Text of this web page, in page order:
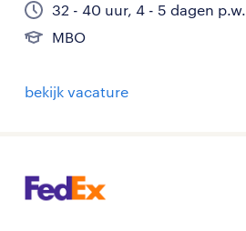
32 - 40 uur, 4 - 5 dagen p.w.
MBO
bekijk vacature